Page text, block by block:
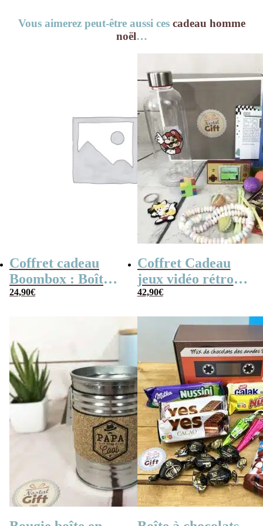
Vous aimerez peut-être aussi ces cadeau homme
noël…
Coffret cadeau
Boombox : Boîte
bonbons des
24,90€
Coffret Cadeau
jeux vidéo rétro
(avec sa console de
42,90€